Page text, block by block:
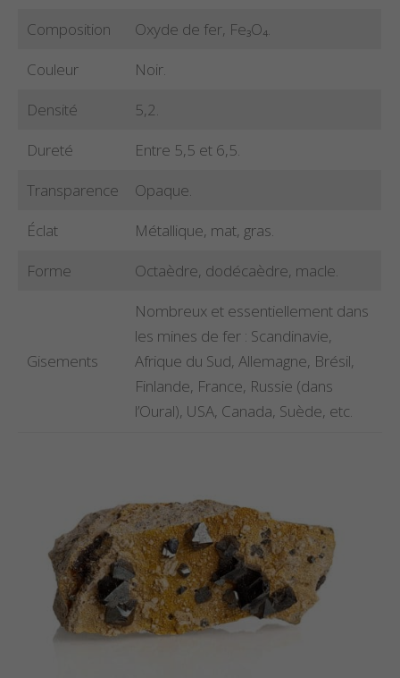
Composition
Oxyde de fer, Fe₃O₄.
Couleur
Noir.
Densité
5,2.
Dureté
Entre 5,5 et 6,5.
Transparence
Opaque.
Éclat
Métallique, mat, gras.
Forme
Octaèdre, dodécaèdre, macle.
Gisements
Nombreux et essentiellement dans
les mines de fer : Scandinavie,
Afrique du Sud, Allemagne, Brésil,
Finlande, France, Russie (dans
l’Oural), USA, Canada, Suède, etc.